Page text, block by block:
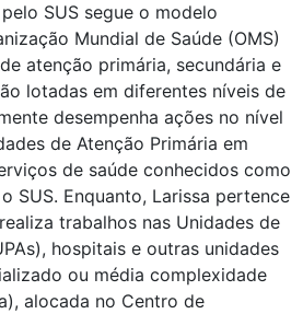
SUS segue o modelo
Mundial de Saúde (OMS)
atenção primária, secundária e
lotadas em diferentes níveis de
desempenha ações no nível
de Atenção Primária em
de saúde conhecidos como
SUS. Enquanto, Larissa pertence
trabalhos nas Unidades de
hospitais e outras unidades
ou média complexidade
alocada no Centro de